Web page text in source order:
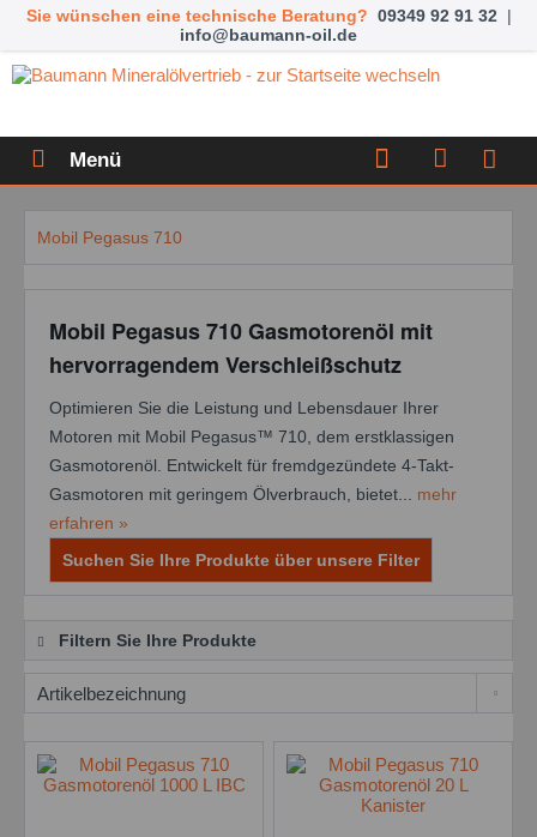
Sie wünschen eine technische Beratung? 09349 92 91 32 |
info@baumann-oil.de
Menü
Mobil Pegasus 710
Mobil Pegasus 710 Gasmotorenöl mit
hervorragendem Verschleißschutz
Optimieren Sie die Leistung und Lebensdauer Ihrer
Motoren mit Mobil Pegasus™ 710, dem erstklassigen
Gasmotorenöl. Entwickelt für fremdgezündete 4-Takt-
Gasmotoren mit geringem Ölverbrauch, bietet... mehr
erfahren »
Suchen Sie Ihre Produkte über unsere Filter
Filtern Sie Ihre Produkte